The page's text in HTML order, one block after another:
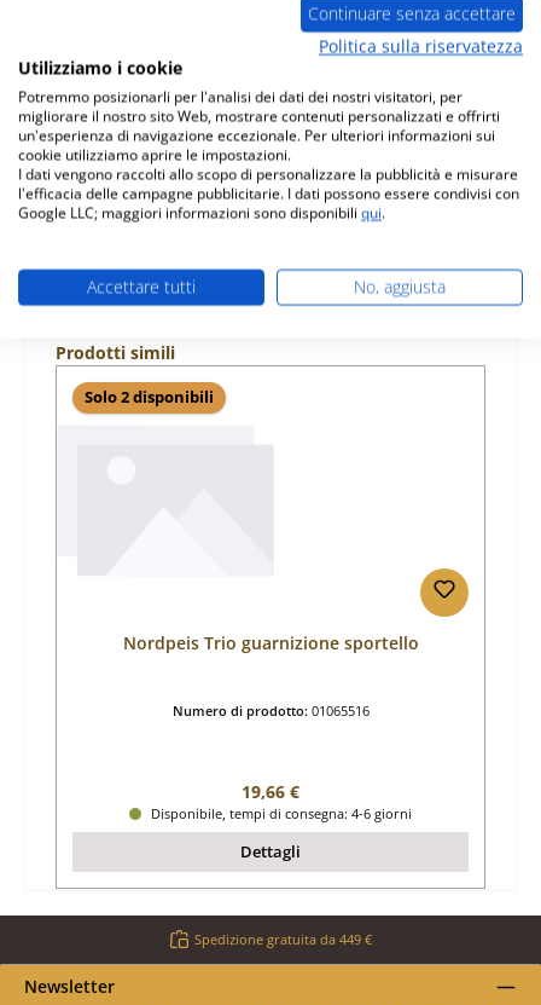
originale rivestimento focolare per stufa a legna Nordpeis
Vega Nordpeis Vega rivestimento focolare dati chiave:
rivestim…Di più
Caratteristiche
Informazioni sulla sicurezza dei prodotti
Salta la galleria dei prodotti
Prodotti simili
Solo 2 disponibili
Nordpeis Trio guarnizione sportello
Numero di prodotto: 01065516
Prezzo normale:
19,66 €
Disponibile, tempi di consegna: 4-6 giorni
Dettagli
Spedizione gratuita da 449 €
Newsletter
Continuare senza accettare
Politica sulla riservatezza
Utilizziamo i cookie
Potremmo posizionarli per l'analisi dei dati dei nostri visitatori, per
migliorare il nostro sito Web, mostrare contenuti personalizzati e offrirti
un'esperienza di navigazione eccezionale. Per ulteriori informazioni sui
cookie utilizziamo aprire le impostazioni.
I dati vengono raccolti allo scopo di personalizzare la pubblicità e misurare
l'efficacia delle campagne pubblicitarie. I dati possono essere condivisi con
Google LLC; maggiori informazioni sono disponibili qui.
Accettare tutti No, aggiusta